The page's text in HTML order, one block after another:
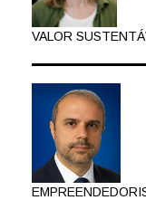
VALOR